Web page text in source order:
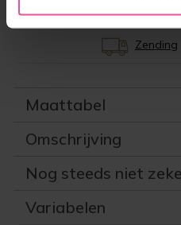
Zending
Maattabel
Omschrijving
Nog steeds niet
Variabelen